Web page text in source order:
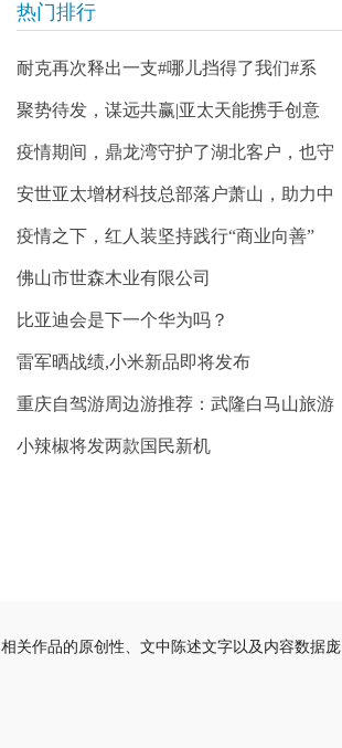
热门排行
耐克再次释出一支#哪儿挡得了我们#系
聚势待发，谋远共赢|亚太天能携手创意
疫情期间，鼎龙湾守护了湖北客户，也守
安世亚太增材科技总部落户萧山，助力中
疫情之下，红人装坚持践行“商业向善”
佛山市世森木业有限公司
比亚迪会是下一个华为吗？
雷军晒战绩,小米新品即将发布
重庆自驾游周边游推荐：武隆白马山旅游
小辣椒将发两款国民新机
关作品的原创性、文中陈述文字以及内容数据庞